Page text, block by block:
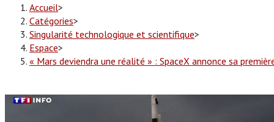
Accueil>
Catégories>
Singularité technologique et scientifique>
Espace>
« Mars deviendra une réalité » : SpaceX annonce sa